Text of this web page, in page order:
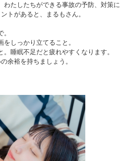
わたしたちができる事故の予防、対策
トがあると、まるもさん。
しっかり立てること。
。睡眠不足だと疲れやすくなります。
余裕を持ちましょう。